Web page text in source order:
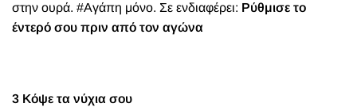
στην ουρά. #Αγάπη μόνο. Σε ενδιαφέρει: Ρύθμισε το
έντερό σου πριν από τον αγώνα
3 Κόψε τα νύχια σου